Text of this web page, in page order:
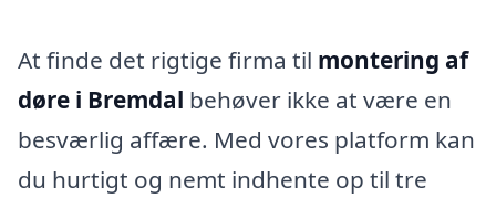
At finde det rigtige firma til montering af
døre i Bremdal behøver ikke at være en
besværlig affære. Med vores platform kan
du hurtigt og nemt indhente op til tre